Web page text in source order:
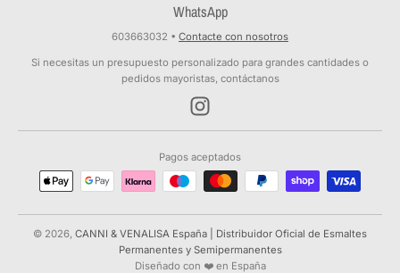
WhatsApp
603663032 • Contacte con nosotros
Si necesitas un presupuesto personalizado para grandes cantidades o
pedidos mayoristas, contáctanos
Pagos aceptados
© 2026, CANNI & VENALISA España | Distribuidor Oficial de Esmaltes
Permanentes y Semipermanentes
Diseñado con ❤️ en España